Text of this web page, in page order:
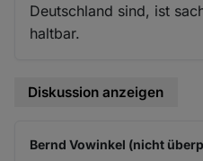
Deutschland sind, ist
haltbar.
Diskussion anzeigen
Bernd Vowinkel (nicht